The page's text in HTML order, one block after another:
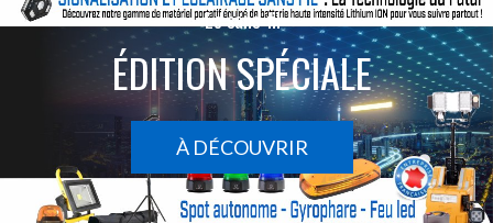
Le sans-fil
ÉDITION SPÉCIALE
À DÉCOUVRIR